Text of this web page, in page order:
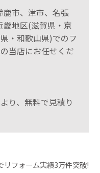
鹿市、津市、名張
地区(滋賀県・京
・和歌山県)でのフ
当店にお任せくだ
り、無料で見積り
リフォーム実績3万件突破!